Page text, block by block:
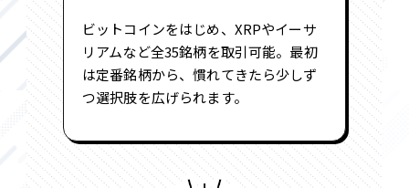
ビットコインをはじめ、XRPやイーサ
リアムなど全35銘柄を取引可能。最初
は定番銘柄から、慣れてきたら少しず
つ選択肢を広げられます。